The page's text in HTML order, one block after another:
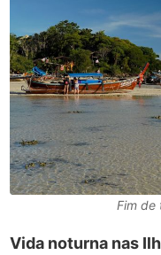
Fim de
Vida noturna nas